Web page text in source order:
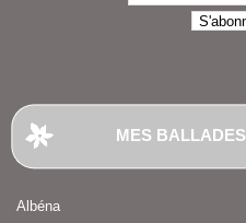
MES BALLADES
Albéna